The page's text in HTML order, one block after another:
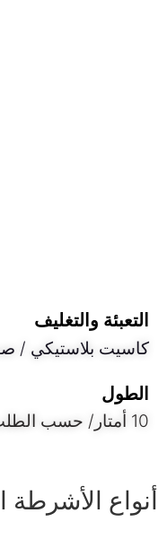
التعبئة والتغليف
كاسيت بلاستيكي /
الطول
10 أمتار/ حسب الطلب
أنواع الأشرطة